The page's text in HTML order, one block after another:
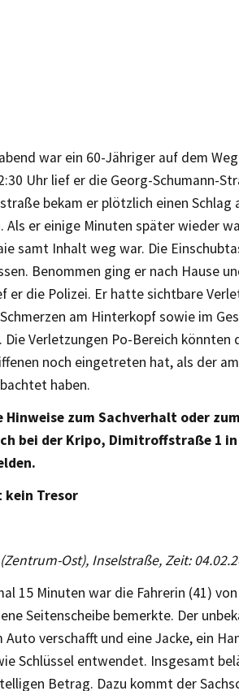
war ein 60-Jähriger auf dem
Uhr lief er die Georg-Schumann-
bekam er plötzlich einen
Als er einige Minuten später wieder
samt Inhalt weg war. Die
Benommen ging er nach Hause
er die Polizei. Er hatte sichtbare
am Hinterkopf sowie im
Die Verletzungen Po-Bereich
noch eingetreten hat, als der
haben.
Hinweise zum Sachverhalt oder
bei der Kripo, Dimitroffstraße 1 in
kein Tresor
Ost), Inselstraße, Zeit:
15 Minuten war die Fahrerin (41)
Seitenscheibe bemerkte. Der
Auto verschafft und eine Jacke, ein
Schlüssel entwendet. Insgesamt
Betrag. Dazu kommt der